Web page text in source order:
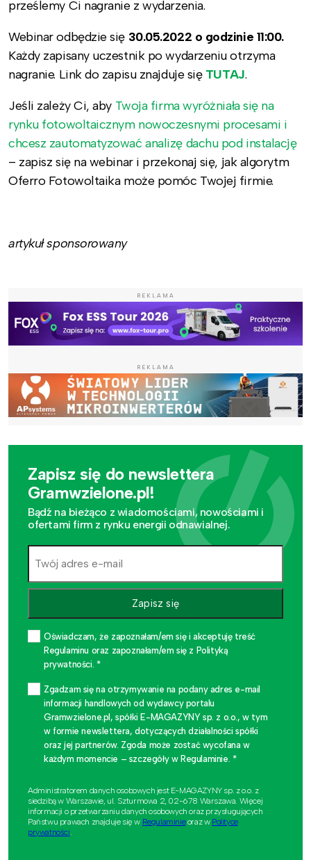
prześlemy Ci nagranie z wydarzenia.
Webinar odbędzie się 30.05.2022 o godzinie 11:00.
Każdy zapisany uczestnik po wydarzeniu otrzyma
nagranie. Link do zapisu znajduje się TUTAJ.
Jeśli zależy Ci, aby Twoja firma wyróżniała się na
rynku fotowoltaicznym nowoczesnymi procesami i
chcesz zautomatyzować analizę dachu pod instalację
– zapisz się na webinar i przekonaj się, jak algorytm
Oferro Fotowoltaika może pomóc Twojej firmie.
artykuł sponsorowany
REKLAMA
REKLAMA
Zapisz się do newslettera
Gramwzielone.pl!
Bądź na bieżąco z wiadomościami, nowościami i
ofertami firm z rynku energii odnawialnej.
Zapisz się
Oświadczam, że zapoznałam/em się i akceptuję treść
Regulaminu oraz zapoznałam/em się z Polityką
prywatności. *
Zgadzam się na otrzymywanie na podany adres e-mail
informacji handlowych od wydawcy portalu
Gramwzielone.pl, spółki E-MAGAZYNY sp. z o.o., w tym
w formie newslettera, dotyczących działalności spółki
oraz jej partnerów. Zgoda może zostać wycofana w
każdym momencie – szczegóły w Regulaminie. *
Administratorem danych osobowych jest E-MAGAZYNY sp. z o.o. z
siedzibą w Warszawie, ul. Szturmowa 2, 02-678 Warszawa. Więcej
informacji o przetwarzaniu danych osobowych oraz przysługujących
Państwu prawach znajduje się w Regulaminieoraz w Polityce
prywatności